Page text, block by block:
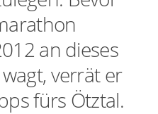
an dieses
verrät er
fürs Ötztal.